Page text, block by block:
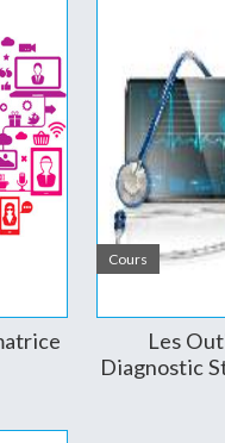
stratégique est
en phase de :
Cours
Les
Diagnostic